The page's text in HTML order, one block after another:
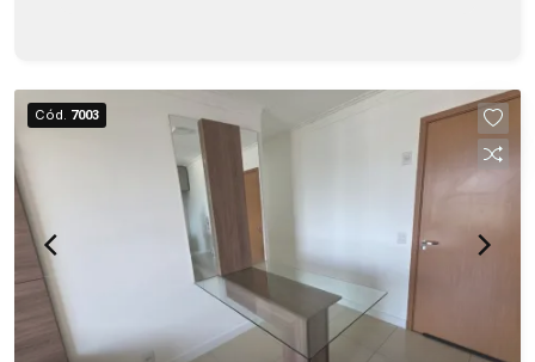
coworking, salão de fests, pub torcedor, mini
mercado, pet care e pet place, além de wi-fi nas
áreas comuns e portaria 24 horas. Agende a sua
Cód. 7003